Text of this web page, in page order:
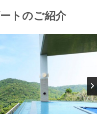
トのご紹介